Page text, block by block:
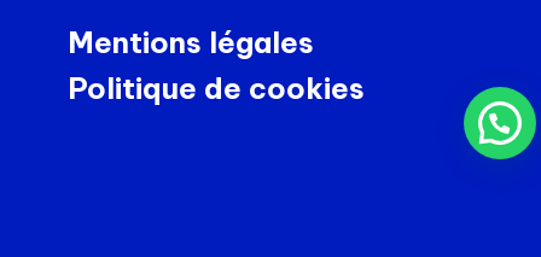
Mentions légales
Politique de cookies